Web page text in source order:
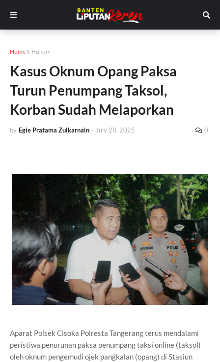
Home Hukum
Kasus Oknum Opang Paksa
Turun Penumpang Taksol,
Korban Sudah Melaporkan
by Egie Pratama Zulkarnain - July 28, 2025 0
Aparat Polsek Cisoka Polresta Tangerang terus mendalami
peristiwa penurunan paksa penumpang taksi online (taksol)
oleh oknum pengemudi ojek pangkalan (opang) di Stasiun